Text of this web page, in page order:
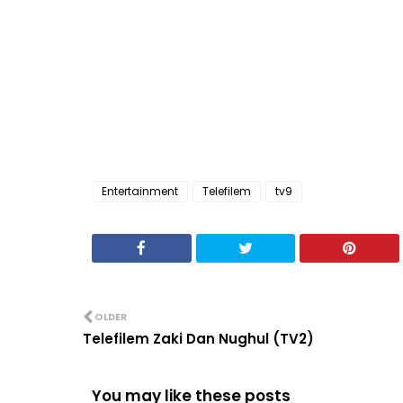
Entertainment Telefilem tv9
OLDER
Telefilem Zaki Dan Nughul (TV2)
You may like these posts